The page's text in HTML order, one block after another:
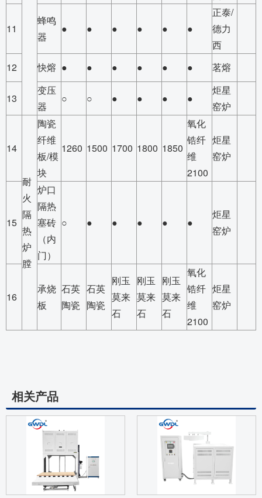
11
蜂鸣
器
● ● ● ● ● ●
正泰/
德力
西
12
快熔 ● ● ● ● ● ● 茗熔
13
变压
器
○ ○ ● ● ● ●
炬星
窑炉
14
耐
火
隔
热
炉
膛
陶瓷
纤维
板/模
块
1260 1500 1700 1800 1850
氧化
锆纤
维
2100
炬星
窑炉
15
炉口
隔热
塞砖
（内
门）
○ ● ● ● ● ●
炬星
窑炉
16
承烧
板
石英
陶瓷
石英
陶瓷
刚玉
莫来
石
刚玉
莫来
石
刚玉
莫来
石
氧化
锆纤
维
2100
炬星
窑炉
相关产品